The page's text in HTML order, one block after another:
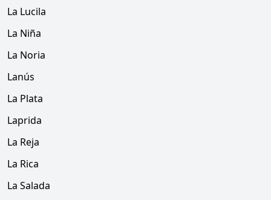
La Lucila
La Niña
La Noria
Lanús
La Plata
Laprida
La Reja
La Rica
La Salada